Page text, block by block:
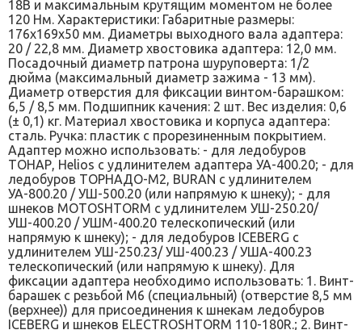
18В и максимальным крутящим моментом не более
120 Нм. Характеристики: Габаритные размеры:
176x169x50 мм. Диаметры выходного вала адаптера:
20 / 22,8 мм. Диаметр хвостовика адаптера: 12,0 мм.
Посадочный диаметр патрона шуруповерта: 1/2
дюйма (максимальный диаметр зажима - 13 мм).
Диаметр отверстия для фиксации винтом-барашком:
6,5 / 8,5 мм. Подшипник качения: 2 шт. Вес изделия: 0,6
(± 0,1) кг. Материал хвостовика и корпуса адаптера:
сталь. Ручка: пластик с прорезиненным покрытием.
Адаптер можно использовать: - для ледобуров
ТОНАР, Helios с удлинителем адаптера УА-400.20; - для
ледобуров ТОРНАДО-М2, BURAN с удлинителем
УА-800.20 / УШ-500.20 (или напрямую к шнеку); - для
шнеков MOTOSHTORM с удлинителем УШ-250.20/
УШ-400.20 / УШМ-400.20 телескопический (или
напрямую к шнеку); - для ледобуров ICEBERG с
удлинителем УШ-250.23/ УШ-400.23 / УША-400.23
телескопический (или напрямую к шнеку). Для
фиксации адаптера необходимо использовать: 1. Винт-
барашек с резьбой М6 (специальный) (отверстие 8,5 мм
(верхнее)) для присоединения к шнекам ледобуров
ICEBERG и шнеков ELECTROSHTORM 110-180R.; 2. Винт-